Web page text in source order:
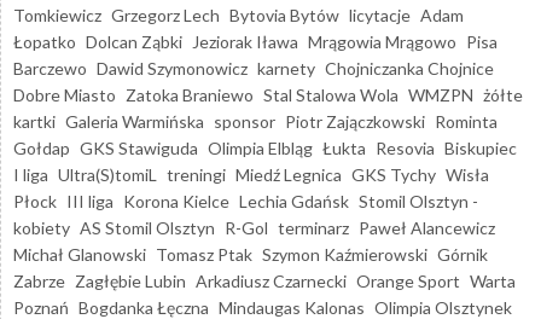
Tomkiewicz Grzegorz Lech Bytovia Bytów licytacje Adam
Łopatko Dolcan Ząbki Jeziorak Iława Mrągowia Mrągowo Pisa
Barczewo Dawid Szymonowicz karnety Chojniczanka Chojnice
Dobre Miasto Zatoka Braniewo Stal Stalowa Wola WMZPN żółte
kartki Galeria Warmińska sponsor Piotr Zajączkowski Rominta
Gołdap GKS Stawiguda Olimpia Elbląg Łukta Resovia Biskupiec
I liga Ultra(S)tomiL treningi Miedź Legnica GKS Tychy Wisła
Płock III liga Korona Kielce Lechia Gdańsk Stomil Olsztyn -
kobiety AS Stomil Olsztyn R-Gol terminarz Paweł Alancewicz
Michał Glanowski Tomasz Ptak Szymon Kaźmierowski Górnik
Zabrze Zagłębie Lubin Arkadiusz Czarnecki Orange Sport Warta
Poznań Bogdanka Łęczna Mindaugas Kalonas Olimpia Olsztynek